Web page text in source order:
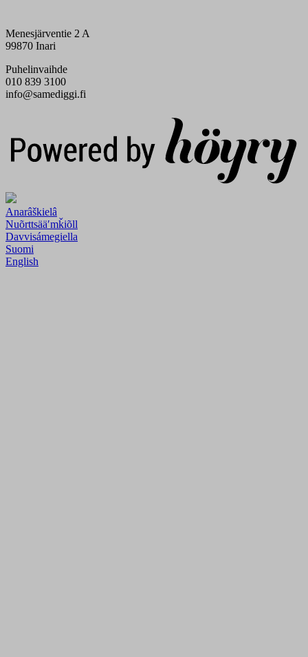
Menesjärventie 2 A
99870 Inari
Puhelinvaihde
010 839 3100
info@samediggi.fi
Anarâškielâ
Nuõrttsääʹmǩiõll
Davvisámegiella
Suomi
English